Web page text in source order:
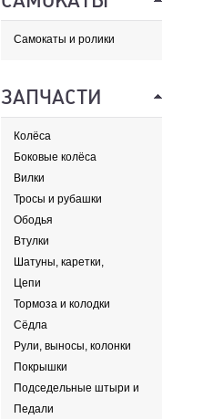
Самокаты и ролики
ЗАПЧАСТИ
Колёса
Боковые колёса
Вилки
Тросы и рубашки
Ободья
Втулки
Шатуны, каретки,
передние звезды
Цепи
Тормоза и колодки
Сёдла
Рули, выносы, колонки
Покрышки
Подседельные штыри и
хомуты
Педали